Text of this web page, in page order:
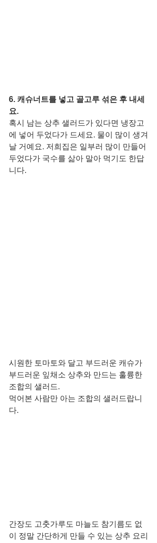
6. 캐슈너트를 넣고 골고루 섞은 후 내세
요.
혹시 남는 상추 샐러드가 있다면 냉장고
에 넣어 두었다가 드세요. 물이 많이 생겨
날 거예요. 저희집은 일부러 많이 만들어
두었다가 국수를 삶아 말아 먹기도 한답
니다.
시원한 토마토와 달고 부드러운 캐슈가
부드러운 잎채소 상추와 만드는 훌륭한
조합의 샐러드.
먹어본 사람만 아는 조합의 샐러드랍니
다.
간장도 고춧가루도 마늘도 참기름도 없
이 정말 간단하게 만들 수 있는 상추 요리